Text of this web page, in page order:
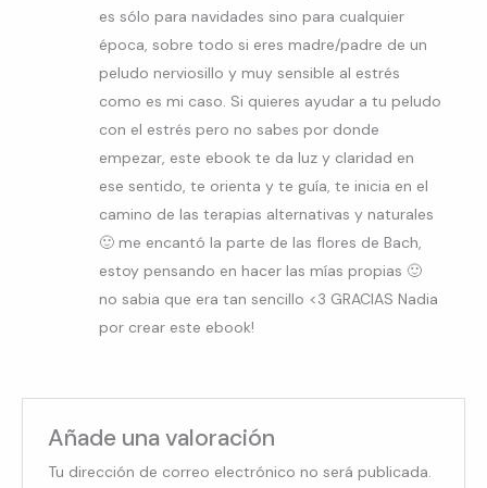
es sólo para navidades sino para cualquier
época, sobre todo si eres madre/padre de un
peludo nerviosillo y muy sensible al estrés
como es mi caso. Si quieres ayudar a tu peludo
con el estrés pero no sabes por donde
empezar, este ebook te da luz y claridad en
ese sentido, te orienta y te guía, te inicia en el
camino de las terapias alternativas y naturales
🙂 me encantó la parte de las flores de Bach,
estoy pensando en hacer las mías propias 🙂
no sabia que era tan sencillo <3 GRACIAS Nadia
por crear este ebook!
Añade una valoración
Tu dirección de correo electrónico no será publicada.